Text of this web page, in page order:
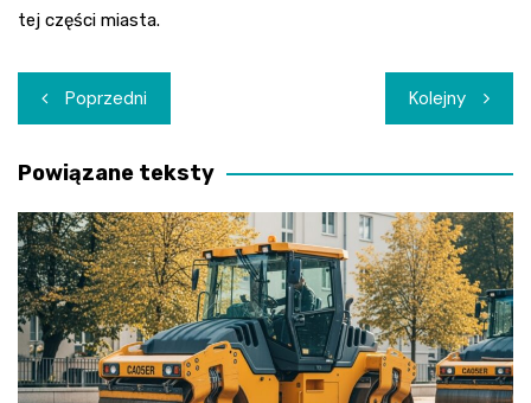
tej części miasta.
Nawigacja
wpisu
Poprzedni Kolejny
Powiązane teksty